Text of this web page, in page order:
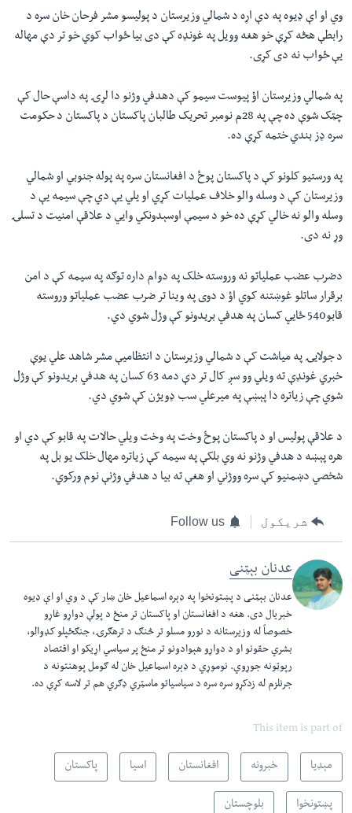
وي او اې ډیوه په دې اړه د شمالي وزیرستان د پولیسو مشر فرحان خان سره د
رابطې هڅه کړې خو هغه وویل په غونډه کې دی بیا ځواب کوي خو تر دې مهاله
یې ځواب نه دی کړی.
په شمالي وزیرستان اؤ پیوست سیمو کې دهدفي وژنو دا لړۍ په داسې حال کې
چټک شوې ده چې په 28م نومبر تحريک طالبان پاکستان د پاکستان د حکومت
سره ډز بندي ختمه کړې ده.
په ورستيو کلونو کې د پاکستان پوځ د افغانستان سره په پوله جنوبي او شمالي
وزیرستان کې د وسله والو خلاف عملیات کړي او يلي يې دي چې سیمه یې د
وسله والو نه خالي کړې ده خو د سیمې اوسېدونکي وايي د علاقې امنیت د تسلۍ
وړ نه دی.
دضرب عضب عملیاتو نه وروسته خلک په دوام داره توګه په سيمه کې د امن
برقرار ساتلو غوښتنه کوي اؤ د دوی په وینا تر ضرب عضب عملیاتو وروسته
قابو540 ځایي کسان په هدفي بریدونو کې وژل شوي دي.
د جولایۍ په میاشت کې د شمالي وزیرستان د انتظامیې مشر شاهد علي يوې
خبري غونډې ته ویلي وو سږ کال تر دې دمه 63 کسان په هدفي بریدونو کې وژل
شوي چې زیاتره دا پېښې په میرعلي سب ډویژن کې شوي دي.
د علاقې پولیس او د پاکستان پوځ وخت په وخت ویلي حالات په قابو کې دي او
هره پېښه د هدفي وژنو نه وي بلکې په سیمه کې زیاتره مهال خلک یو بل په
شخصي دښمنیو کې سره ووژني او هغې ته بیا د هدفي وژنې نوم ورکوي.
شریکول Follow us
عدنان بېټنی
عدنان بېټنی د پښتونخوا په ډېره اسماعیل خان ښار کې د وي او اې ډیوه
خبریال دی. هغه د افغانستان او پاکستان تر منځ د پولې دواړو غاړو
خصوصاً له وزیرستانه د نورو مسلو تر څنګ د ترهګرۍ، جنګځپلو کډوالو،
بشري حقونو او د دواړو هېوادونو تر منځ پر سیاسي اړیکو او اقتصاد
رپوټونه جوړوي. نوموړي د ډېره اسماعیل خان له ګومل پوهنتونه د
جرنلزم له زدکړو سره سره د سیاسیاتو ماسټري ډګري هم تر لاسه کړې ده.
This item is part of
مېډیا خبرونه افغانستان اسیا پاکستان
پښتونخوا بلوچستان